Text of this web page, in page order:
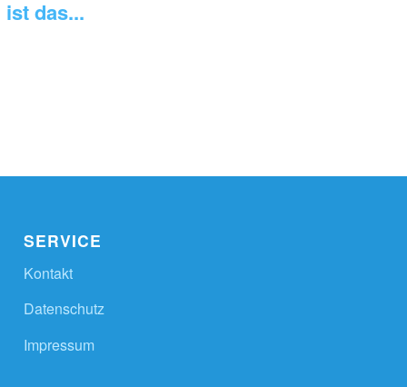
das...
SERVICE
Kontakt
Datenschutz
Impressum